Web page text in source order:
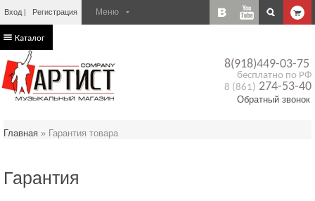
Вход Регистрация
8(918)449-03-75
бесплатно по РФ
8 (861) 274-53-40
Обратный звонок
Каталог
Главная » Гарантия товара
Гарантия